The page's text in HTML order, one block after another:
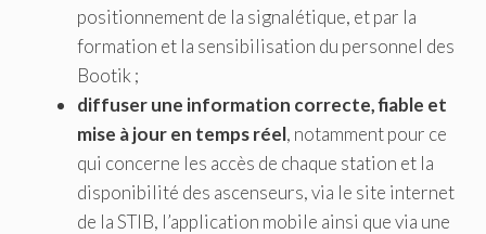
positionnement de la signalétique, et par la
formation et la sensibilisation du personnel des
Bootik ;
diffuser une information correcte, fiable et
mise à jour en temps réel, notamment pour ce
qui concerne les accès de chaque station et la
disponibilité des ascenseurs, via le site internet
de la STIB, l’application mobile ainsi que via une